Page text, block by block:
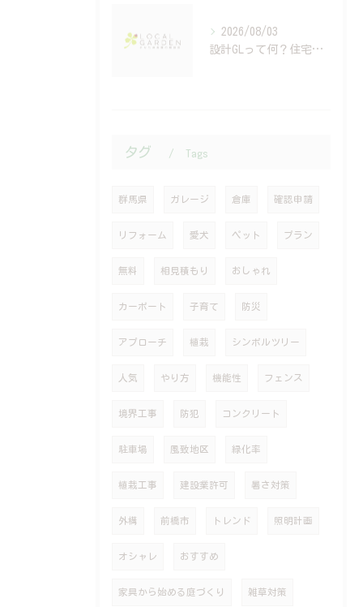
2026/08/03
設計GLって何？住宅会社では教えてくれない高さ計画の重要性
タグ Tags
群馬県 ガレージ 倉庫 確認申請
リフォーム 愛犬 ペット プラン
無料 相見積もり おしゃれ
カーポート 子育て 防災
アプローチ 植栽 シンボルツリー
人気 やり方 機能性 フェンス
境界工事 防犯 コンクリート
駐車場 風致地区 緑化率
植栽工事 建設業許可 暑さ対策
外構 前橋市 トレンド 照明計画
オシャレ おすすめ
家具から始める庭づくり 雑草対策